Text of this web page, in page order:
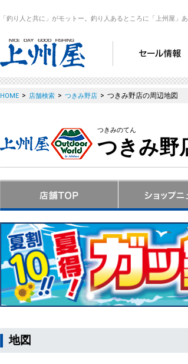
「釣り人と共に」がモットー。釣り人あるところに「上州屋」あ
HOME > 店舗検索 > つきみ野店 > つきみ野店の周辺地図
つきみのてん
つきみ野
地図